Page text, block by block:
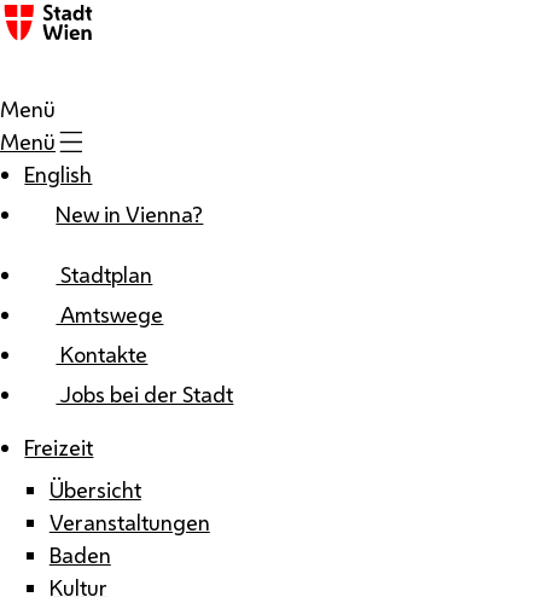
Zum Inhalt
Menü
Menü
English
New in Vienna?
Stadtplan
Amtswege
Kontakte
Jobs bei der Stadt
Freizeit
Übersicht
Veranstaltungen
Baden
Kultur